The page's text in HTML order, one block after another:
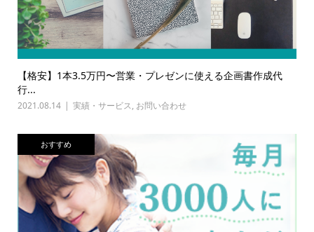
【格安】1本3.5万円〜営業・プレゼンに使える企画書作成代
行...
2021.08.14 実績・サービス, お問い合わせ
おすすめ